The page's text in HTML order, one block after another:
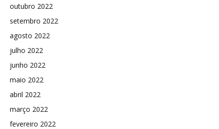
outubro 2022
setembro 2022
agosto 2022
julho 2022
junho 2022
maio 2022
abril 2022
março 2022
fevereiro 2022